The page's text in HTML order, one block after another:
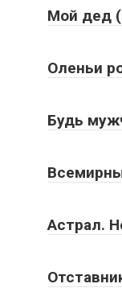
Мой дед
Оленьи
Будь
Астрал.